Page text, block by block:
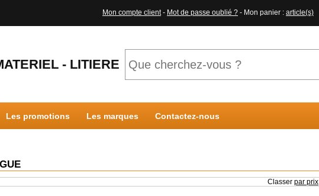
Mon compte client- Mot de passe oublié ? - Mon panier : article(s)
- LITIERE
Les promotions Les marques Contactez-nous
Classer par prix